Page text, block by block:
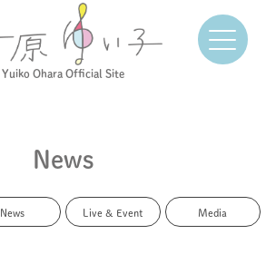
Yuiko Ohara Official Site
News
News Live & Event Media